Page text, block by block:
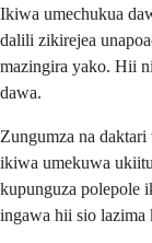
Ikiwa umechukua
dalili zikirejea
mazingira yako. Hii
dawa.
Zungumza na
ikiwa umekuwa
kupunguza polepole
ingawa hii sio lazima